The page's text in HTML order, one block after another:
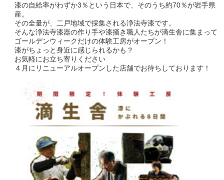
漆の自給率がわずか3％という日本で、そのうち約70％が岩手県
産。
その全量が、二戸地域で採集される浄法寺漆です。
そんな浄法寺漆器の作り手や漆掻き職人たちが滴生舎に集まって
ゴールデンウィークだけの体験工房がオープン！
漆がちょっと身近に感じられるかも？
お気軽にお立ち寄りください
４月にリニューアルオープンした店舗でお待ちしております！